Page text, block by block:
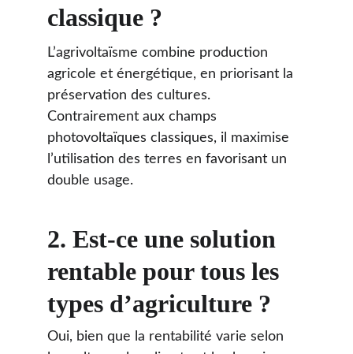
2. Est-ce une solution
rentable pour tous les
types d’agriculture ?
Oui, bien que la rentabilité varie selon
classique ?
L’agrivoltaïsme combine production
agricole et énergétique, en priorisant la
préservation des cultures.
Contrairement aux champs
photovoltaïques classiques, il maximise
l’utilisation des terres en favorisant un
double usage.